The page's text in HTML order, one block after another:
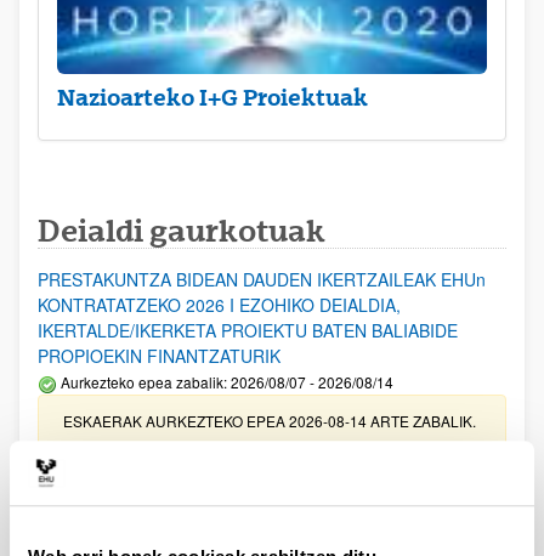
Nazioarteko I+G Proiektuak
Deialdi gaurkotuak
PRESTAKUNTZA BIDEAN DAUDEN IKERTZAILEAK EHUn
KONTRATATZEKO 2026 I EZOHIKO DEIALDIA,
IKERTALDE/IKERKETA PROIEKTU BATEN BALIABIDE
PROPIOEKIN FINANTZATURIK
Aurkezteko epea zabalik: 2026/08/07 - 2026/08/14
ESKAERAK AURKEZTEKO EPEA 2026-08-14 ARTE ZABALIK.
UPV/EHUn Azpiegitura Zientifikoa eta Funts Bibliografikoak
erosi eta berritzeko laguntzak 2026